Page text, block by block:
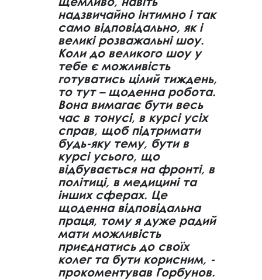
надзвичайно інтимно і так
само відповідально, як і
великі розважальні шоу.
Коли до великого шоу у
тебе є можливість
готуватись цілий тиждень,
то тут – щоденна робота.
Вона вимагає бути весь
час в тонусі, в курсі усіх
справ, щоб підтримати
будь-яку тему, бути в
курсі усього, що
відбувається на фронті, в
політиці, в медицині та
інших сферах. Це
щоденна відповідальна
праця, тому я дуже радий
мати можливість
приєднатись до своїх
колег та бути корисним, -
прокоментував Горбунов.